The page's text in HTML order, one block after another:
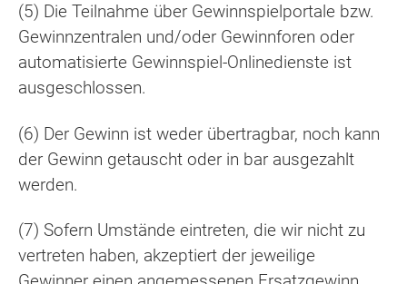
(5) Die Teilnahme über Gewinnspielportale bzw.
Gewinnzentralen und/oder Gewinnforen oder
automatisierte Gewinnspiel-Onlinedienste ist
ausgeschlossen.
(6) Der Gewinn ist weder übertragbar, noch kann
der Gewinn getauscht oder in bar ausgezahlt
werden.
(7) Sofern Umstände eintreten, die wir nicht zu
vertreten haben, akzeptiert der jeweilige